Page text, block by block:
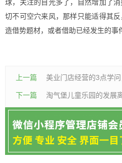
球，关注的目光多了，自然增加了
切不可空穴来风，那样只能适得其
造借势题材，或者借助已经发生的事
上一篇 美业门店经营的3点学问
下一篇 淘气堡儿童乐园的发展